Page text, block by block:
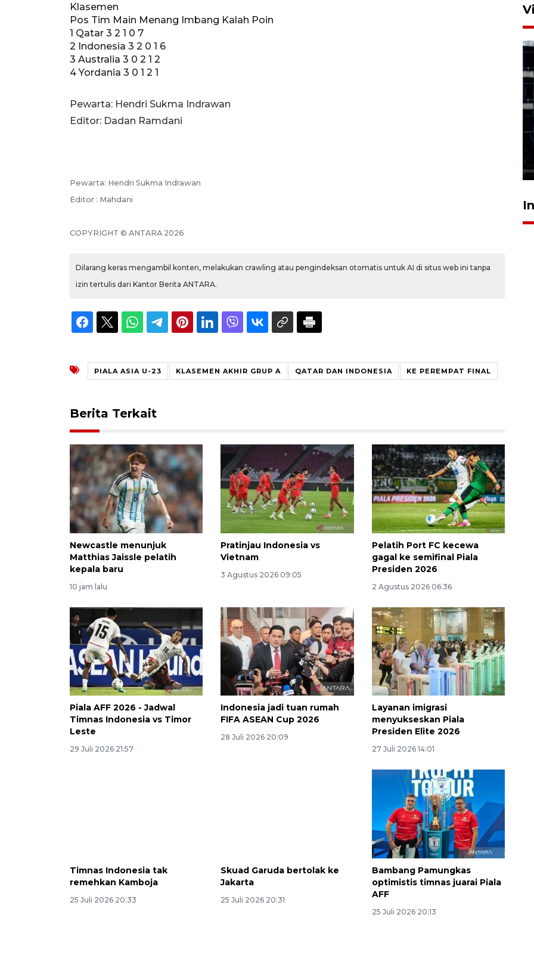
Klasemen
Pos Tim Main Menang Imbang Kalah Poin
1 Qatar 3 2 1 0 7
2 Indonesia 3 2 0 1 6
3 Australia 3 0 2 1 2
4 Yordania 3 0 1 2 1
Pewarta: Hendri Sukma Indrawan
Editor: Dadan Ramdani
Pewarta: Hendri Sukma Indrawan
Editor : Mahdani
COPYRIGHT © ANTARA 2026
Dilarang keras mengambil konten, melakukan crawling atau pengindeksan otomatis untuk AI di situs web ini tanpa
izin tertulis dari Kantor Berita ANTARA.
PIALA ASIA U-23 KLASEMEN AKHIR GRUP A QATAR DAN INDONESIA KE PEREMPAT FINAL
Berita Terkait
Newcastle menunjuk
Matthias Jaissle pelatih
kepala baru
10 jam lalu
Pratinjau Indonesia vs
Vietnam
3 Agustus 2026 09:05
Pelatih Port FC kecewa
gagal ke semifinal Piala
Presiden 2026
2 Agustus 2026 06:36
Piala AFF 2026 - Jadwal
Timnas Indonesia vs Timor
Leste
29 Juli 2026 21:57
Indonesia jadi tuan rumah
FIFA ASEAN Cup 2026
28 Juli 2026 20:09
Layanan imigrasi
menyukseskan Piala
Presiden Elite 2026
27 Juli 2026 14:01
Timnas Indonesia tak
remehkan Kamboja
25 Juli 2026 20:33
Skuad Garuda bertolak ke
Jakarta
25 Juli 2026 20:31
Bambang Pamungkas
optimistis timnas juarai Piala
AFF
25 Juli 2026 20:13
Sinyal positif perekonomian
Indonesia